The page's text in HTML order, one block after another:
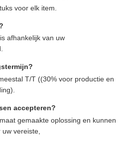
voor elk item.
afhankelijk van uw
T/T ((30% voor productie en
accepteren?
gemaakte oplossing en kunnen
vereiste,